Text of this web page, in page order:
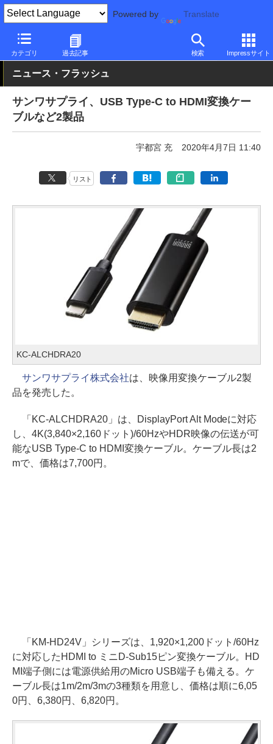
Powered by Translate
カテゴリ 過去記事 検索 Impressサイト
PC Watch 半導体/周辺機器 その他
ニュース・フラッシュ
サンワサプライ、USB Type-C to HDMI変換ケー
ブルなど2製品
宇都宮 充 2020年4月7日 11:40
リスト
KC-ALCHDRA20
サンワサプライ株式会社は、映像用変換ケーブル2製
品を発売した。
「KC-ALCHDRA20」は、DisplayPort Alt Modeに対応
し、4K(3,840×2,160ドット)/60HzやHDR映像の伝送が可
能なUSB Type-C to HDMI変換ケーブル。ケーブル長は2
mで、価格は7,700円。
「KM-HD24V」シリーズは、1,920×1,200ドット/60Hz
に対応したHDMI to ミニD-Sub15ピン変換ケーブル。HD
MI端子側には電源供給用のMicro USB端子も備える。ケ
ーブル長は1m/2m/3mの3種類を用意し、価格は順に6,05
0円、6,380円、6,820円。